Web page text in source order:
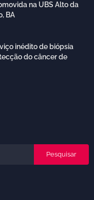
na UBS Alto da
BA
inédito de biópsia
do câncer de